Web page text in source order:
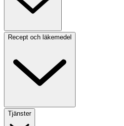
Recept och läkemedel
Tjänster